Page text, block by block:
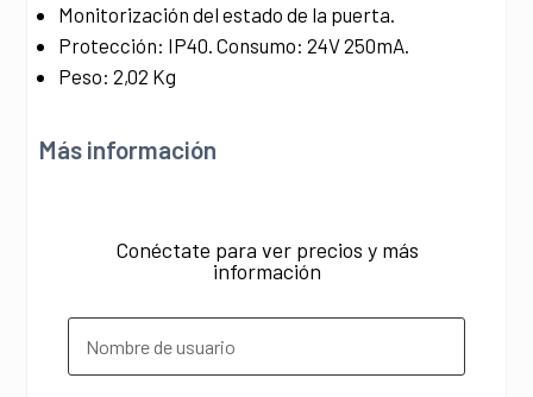
Monitorización del estado de la puerta.
Protección: IP40. Consumo: 24V 250mA.
Peso: 2,02 Kg
Más información
Conéctate para ver precios y más
información